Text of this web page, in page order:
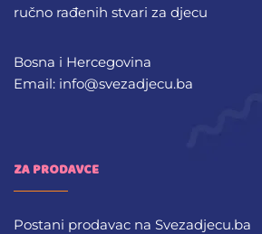
ručno rađenih stvari za djecu
Bosna i Hercegovina
Email: info@svezadjecu.ba
ZA PRODAVCE
Postani prodavac na Svezadjecu.ba